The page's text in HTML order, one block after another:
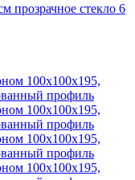
прозрачное стекло 6